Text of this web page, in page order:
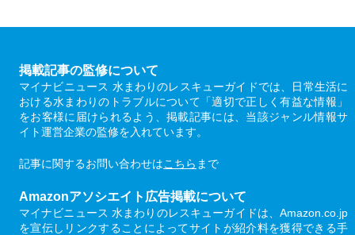
掲載記事の監修について
マイナビニュース 水まわりのレスキューガイドでは、日常生活に
おける水まわりのトラブルについて「適切で正しく有益な情報」
をお客様に届けられるよう、掲載記事には、当該ジャンル情報サ
イト運営企業の監修を入れています。
記事に関するお問い合わせはこちら まで
Amazonアソシエイト広告掲載について
マイナビニュース 水まわりのレスキューガイドは、Amazon.co.jp
を宣伝しリンクすることによってサイトが紹介料を獲得できる手